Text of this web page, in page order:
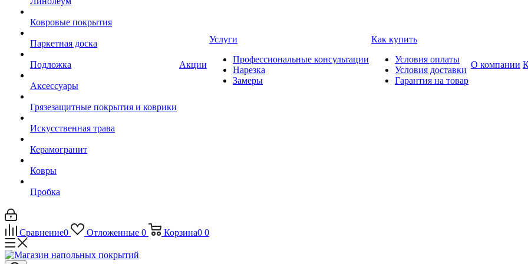
Ковровые покрытия
Паркетная доска
Подложка
Аксессуары
Грязезащитные покрытия и коврики
Искусственная трава
Керамогранит
Ковры
Пробка
Акции
Услуги
Профессиональные консультации
Нарезка
Замеры
Как купить
Условия оплаты
Условия доставки
Гарантия на товар
О компании
Сравнение0 Отложенные 0 Корзина0 0